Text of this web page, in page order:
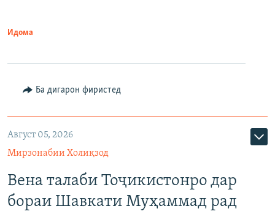
Идома
Ба дигарон фиристед
Август 05, 2026
Мирзонабии Холиқзод
Вена талаби Тоҷикистонро дар
бораи Шавкати Муҳаммад рад